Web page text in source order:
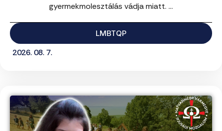
gyermekmolesztálás vádja miatt. ...
LMBTQP
2026. 08. 7.